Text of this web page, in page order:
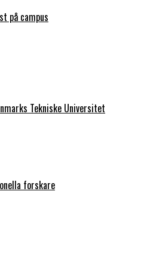
på campus
Tekniske Universitet
forskare